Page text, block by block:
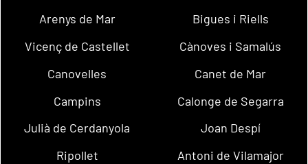
Arenys de Mar
Bigues i Riells
Vicenç de Castellet
Cànoves i Samalús
Canovelles
Canet de Mar
Campins
Calonge de Segarra
Julià de Cerdanyola
Joan Despí
Ripollet
Antoni de Vilamajor